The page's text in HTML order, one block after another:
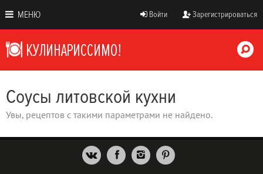
МЕНЮ Войти Зарегистрироваться
Соусы литовской кухни
Увы, рецептов с такими параметрами не найдено.